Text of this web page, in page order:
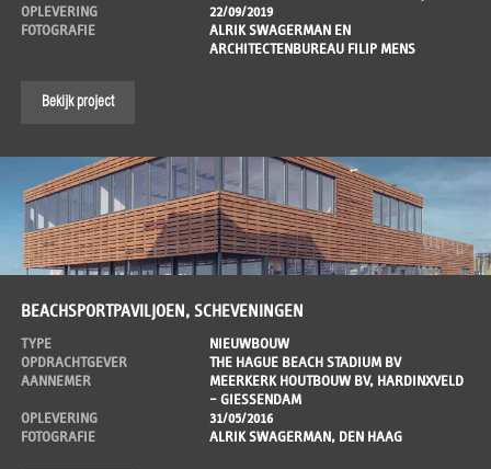
OPLEVERING
22/09/2019
FOTOGRAFIE
ALRIK SWAGERMAN EN
ARCHITECTENBUREAU FILIP MENS
Bekijk project
BEACHSPORTPAVILJOEN, SCHEVENINGEN
TYPE
NIEUWBOUW
OPDRACHTGEVER
THE HAGUE BEACH STADIUM BV
AANNEMER
MEERKERK HOUTBOUW BV, HARDINXVELD
– GIESSENDAM
OPLEVERING
31/05/2016
FOTOGRAFIE
ALRIK SWAGERMAN, DEN HAAG